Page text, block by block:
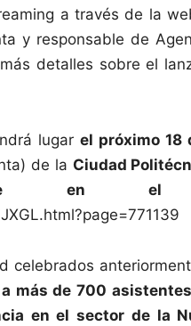
a través de la
y responsable de
detalles sobre el
lugar el próximo 18
de la Ciudad
en el
celebrados
más de 700
en el sector de la